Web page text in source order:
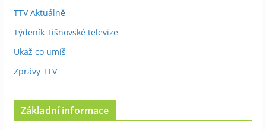
TTV Aktuálně
Týdeník Tišnovské televize
Ukaž co umíš
Zprávy TTV
Základní informace